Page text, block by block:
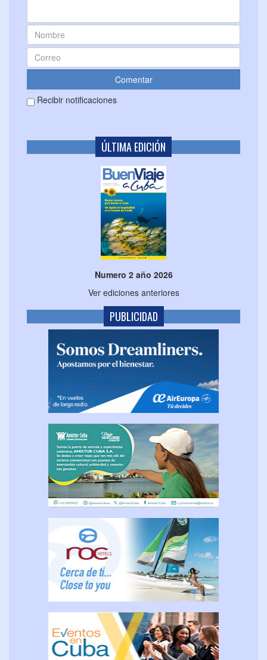
Recibir notificaciones
ÚLTIMA EDICIÓN
Numero 2 año 2026
Ver ediciones anteriores
PUBLICIDAD